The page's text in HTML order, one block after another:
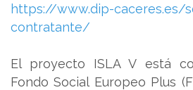
https://www.dip-caceres.es/
contratante/
El proyecto ISLA V está
Fondo Social Europeo Plus